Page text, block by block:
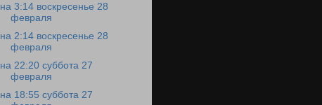
на 3:14 воскресенье 28
февраля
на 2:14 воскресенье 28
февраля
на 22:20 суббота 27
февраля
на 18:55 суббота 27